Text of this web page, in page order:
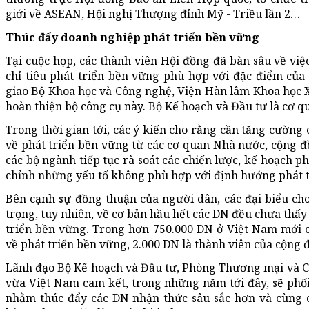
giới về ASEAN, Hội nghị Thượng đỉnh Mỹ - Triều lần 2…
Thúc đẩy doanh nghiệp phát triển bền vững
Tại cuộc họp, các thành viên Hội đồng đã bàn sâu về
chỉ tiêu phát triển bền vững phù hợp với đặc điểm
giao Bộ Khoa học và Công nghệ, Viện Hàn lâm Khoa
hoàn thiện bộ công cụ này. Bộ Kế hoạch và Đầu tư là cơ
Trong thời gian tới, các ý kiến cho rằng cần tăng
về phát triển bền vững từ các cơ quan Nhà nước, cộng
các bộ ngành tiếp tục rà soát các chiến lược, kế hoạch
chỉnh những yếu tố không phù hợp với định hướng phát
Bên cạnh sự đồng thuận của người dân, các đại biểu
trọng, tuy nhiên, về cơ bản hầu hết các DN đều chưa
triển bền vững. Trong hơn 750.000 DN ở Việt Nam mới
về phát triển bền vững, 2.000 DN là thành viên của cộng
Lãnh đạo Bộ Kế hoạch và Đầu tư, Phòng Thương mại và
vừa Việt Nam cam kết, trong những năm tới đây, sẽ
nhằm thúc đẩy các DN nhận thức sâu sắc hơn và